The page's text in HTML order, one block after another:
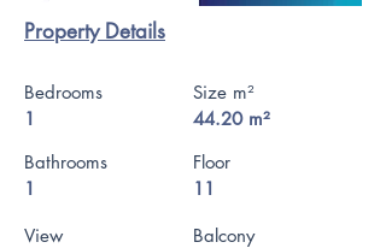
Property Details
Bedrooms
1
Bathrooms
1
View
Size m²
44.20 m²
Floor
11
Balcony